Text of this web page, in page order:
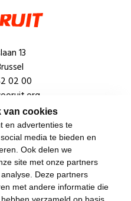
van cookies
en advertenties te
media te bieden en
Ook delen we
site met onze partners
Deze partners
met andere informatie die
13
02 00